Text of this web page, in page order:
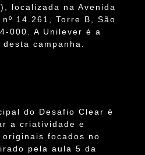
localizada na Avenida
14.261, Torre B, São
000. A Unilever é a
campanha.
do Desafio Clear é
a criatividade e
focados no
pela aula 5 da